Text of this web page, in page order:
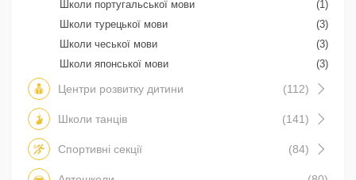
Школи португальської мови
(1)
Школи турецької мови
(3)
Школи чеської мови
(3)
Школи японської мови
(3)
Центри розвитку дитини (112)
Школи танців (141)
Спортивні секції (84)